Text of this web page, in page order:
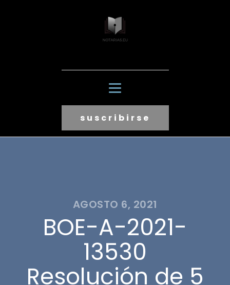
suscribirse
AGOSTO 6, 2021
BOE-A-2021-
13530
Resolución de 5